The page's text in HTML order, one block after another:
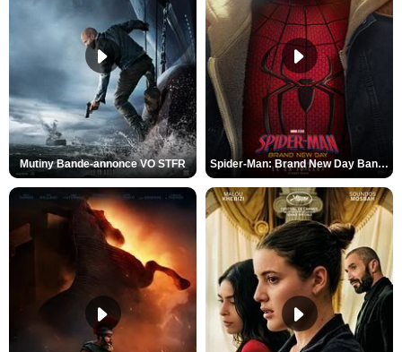
Mutiny Bande-annonce VO STFR Spider-Man: Brand New Day Bande-annonce VO STFR